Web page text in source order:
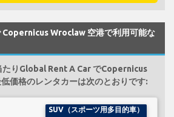
Copernicus Wroclaw 空港で利用可能な
たりGlobal Rent A Car でCopernicus
価格のレンタカーは次のとおりです:
SUV（スポーツ用多目的車）